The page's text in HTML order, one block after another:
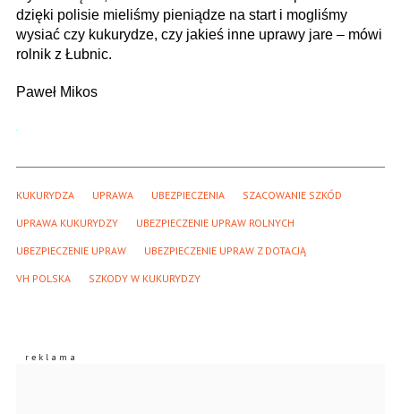
dzięki polisie mieliśmy pieniądze na start i mogliśmy
wysiać czy kukurydze, czy jakieś inne uprawy jare – mówi
rolnik z Łubnic.
Paweł Mikos
KUKURYDZA UPRAWA UBEZPIECZENIA SZACOWANIE SZKÓD
UPRAWA KUKURYDZY UBEZPIECZENIE UPRAW ROLNYCH
UBEZPIECZENIE UPRAW UBEZPIECZENIE UPRAW Z DOTACJĄ
VH POLSKA SZKODY W KUKURYDZY